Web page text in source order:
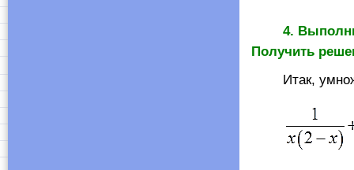
4.
Получить
Итак,